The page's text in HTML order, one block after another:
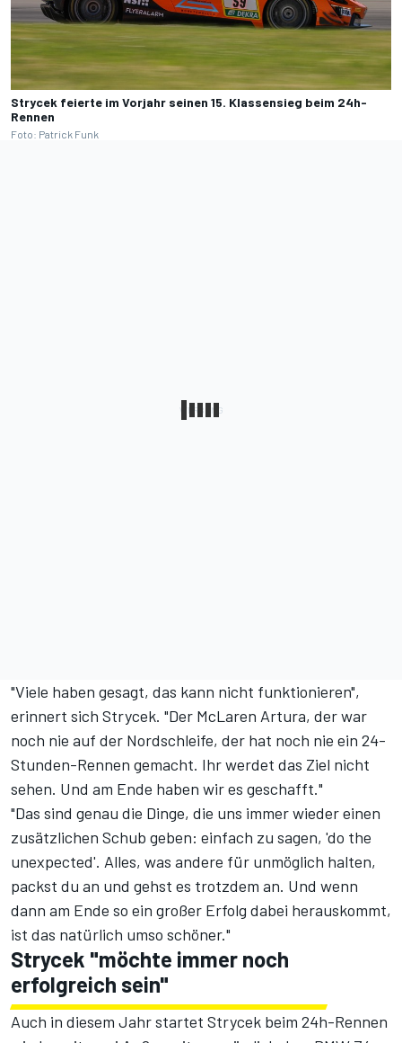
Strycek feierte im Vorjahr seinen 15. Klassensieg beim 24h-
Rennen
Foto: Patrick Funk
"Viele haben gesagt, das kann nicht funktionieren",
erinnert sich Strycek. "Der McLaren Artura, der war
noch nie auf der Nordschleife, der hat noch nie ein 24-
Stunden-Rennen gemacht. Ihr werdet das Ziel nicht
sehen. Und am Ende haben wir es geschafft."
"Das sind genau die Dinge, die uns immer wieder einen
zusätzlichen Schub geben: einfach zu sagen, 'do the
unexpected'. Alles, was andere für unmöglich halten,
packst du an und gehst es trotzdem an. Und wenn
dann am Ende so ein großer Erfolg dabei herauskommt,
ist das natürlich umso schöner."
Strycek "möchte immer noch
erfolgreich sein"
Auch in diesem Jahr startet Strycek beim 24h-Rennen